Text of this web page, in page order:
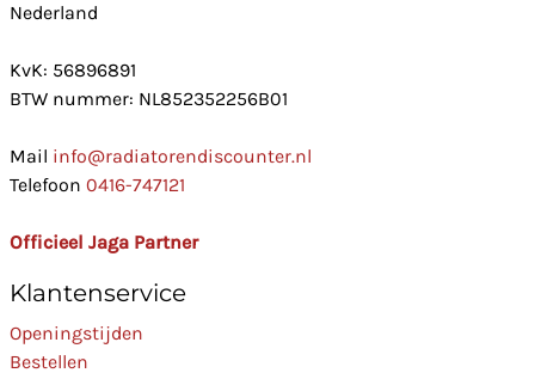
Nederland
KvK: 56896891
BTW nummer: NL852352256B01
Mail info@radiatorendiscounter.nl
Telefoon 0416-747121
Officieel Jaga Partner
Klantenservice
Openingstijden
Bestellen